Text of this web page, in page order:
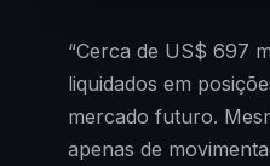
“Cerca de US$ 697
liquidados em
mercado futuro.
apenas de